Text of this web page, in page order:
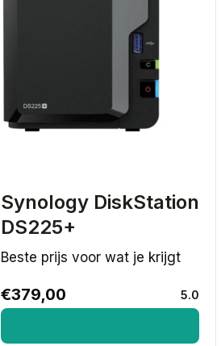
Synology DiskStation
DS225+
Beste prijs voor wat je krijgt
€379,00 5.0